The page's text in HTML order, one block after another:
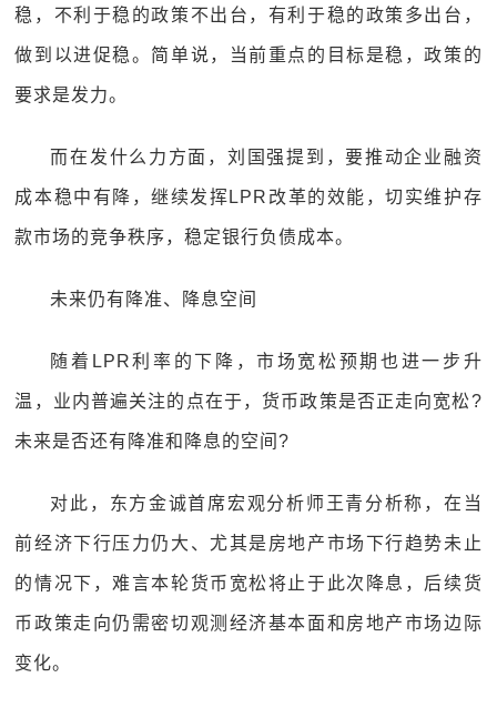
稳，不利于稳的政策不出台，有利于稳的政策多出台，
做到以进促稳。简单说，当前重点的目标是稳，政策的
要求是发力。
而在发什么力方面，刘国强提到，要推动企业融资
成本稳中有降，继续发挥LPR改革的效能，切实维护存
款市场的竞争秩序，稳定银行负债成本。
未来仍有降准、降息空间
随着LPR利率的下降，市场宽松预期也进一步升
温，业内普遍关注的点在于，货币政策是否正走向宽松?
未来是否还有降准和降息的空间?
对此，东方金诚首席宏观分析师王青分析称，在当
前经济下行压力仍大、尤其是房地产市场下行趋势未止
的情况下，难言本轮货币宽松将止于此次降息，后续货
币政策走向仍需密切观测经济基本面和房地产市场边际
变化。